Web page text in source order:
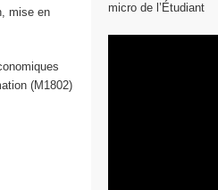
mise en
(M1802)
micro de l’Étudiant